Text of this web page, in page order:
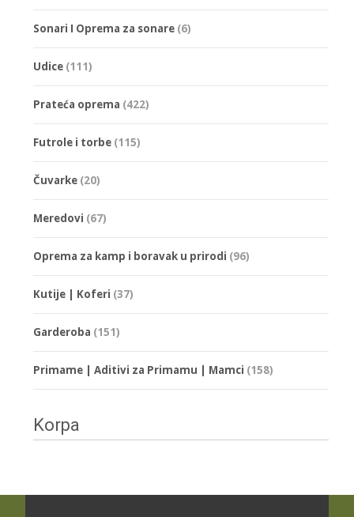
Sonari I Oprema za sonare (6)
Udice (111)
Prateća oprema (422)
Futrole i torbe (115)
Čuvarke (20)
Meredovi (67)
Oprema za kamp i boravak u prirodi (96)
Kutije | Koferi (37)
Garderoba (151)
Primame | Aditivi za Primamu | Mamci (158)
Korpa